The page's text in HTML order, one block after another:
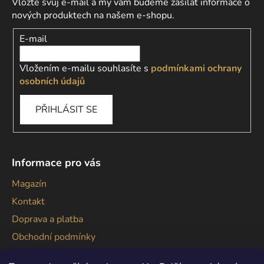
nových produktech na našem e-shopu.
E-mail
Vložením e-mailu souhlasíte s podmínkami ochrany
osobních údajů
PŘIHLÁSIT SE
Informace pro vás
Magazín
Kontakt
Doprava a platba
Obchodní podmínky